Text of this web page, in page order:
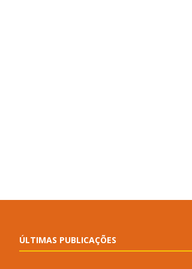
ÚLTIMAS PUBLICAÇÕES